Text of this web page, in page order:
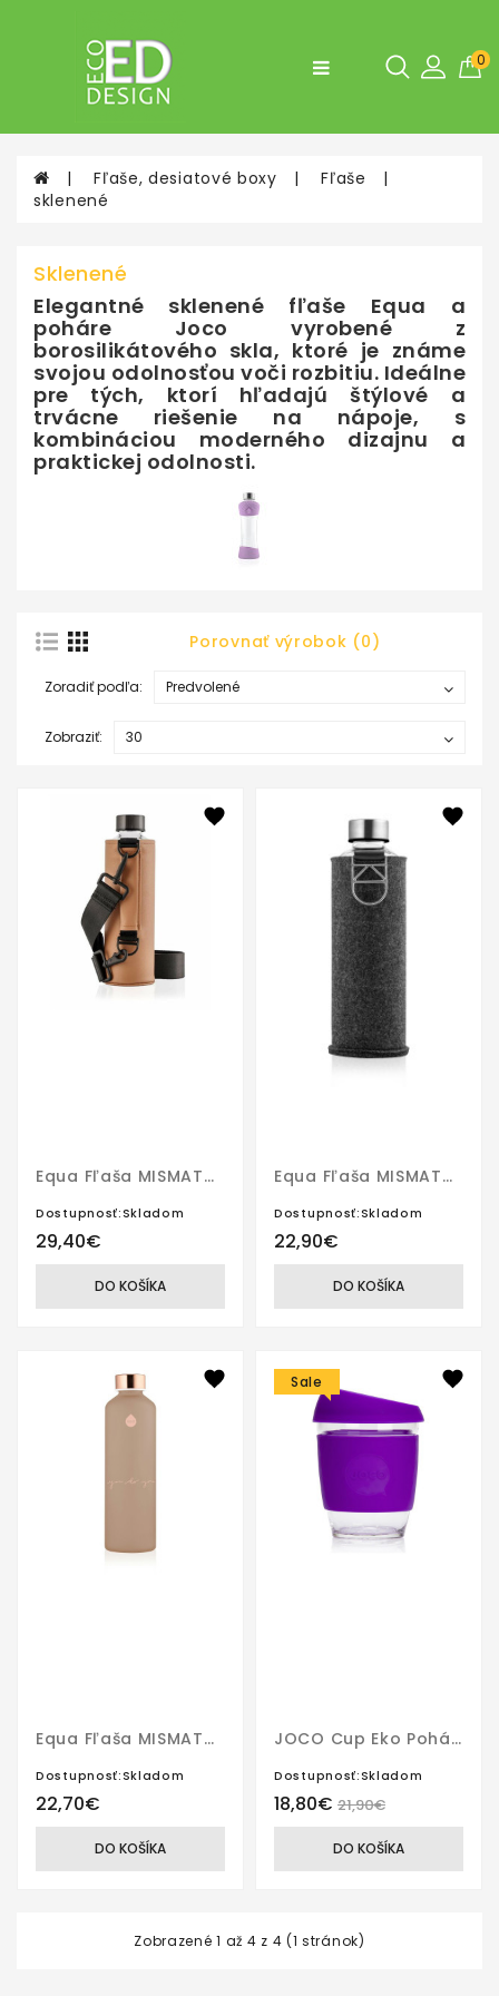
boxy
Doplnky
do
do
kuchyne
Tašky
Batohy
0
Fľaše, desiatové boxy
Fľaše
sklenené
Sklenené
Elegantné sklenené fľaše Equa a
poháre Joco vyrobené z
borosilikátového skla, ktoré je známe
svojou odolnosťou voči rozbitiu. Ideálne
pre tých, ktorí hľadajú štýlové a
trvácne riešenie na nápoje, s
kombináciou moderného dizajnu a
praktickej odolnosti.
Porovnať výrobok (0)
Zoradiť podľa:
Zobraziť:
Equa Fľaša MISMATCH Crossbody Maple 750 Ml
Dostupnosť:Skladom
29,40€
DO KOŠÍKA
Equa Fľaša MISMATCH Silver 750 Ml
Dostupnosť:Skladom
22,90€
DO KOŠÍKA
Equa Fľaša MISMATCH You Do You 750 Ml
Dostupnosť:Skladom
22,70€
DO KOŠÍKA
Sale
JOCO Cup Eko Pohár 354 Ml Purple
Dostupnosť:Skladom
18,80€ 21,90€
DO KOŠÍKA
Zobrazené 1 až 4 z 4 (1 stránok)